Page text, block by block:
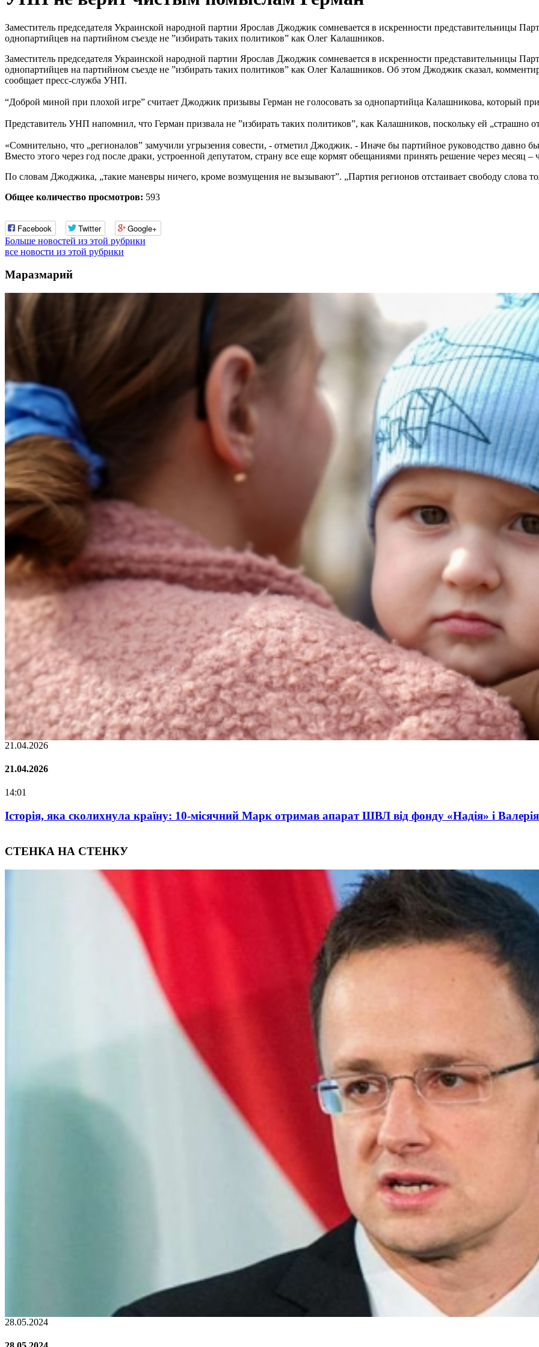
Заместитель председателя Украинской народной партии Ярослав Джоджик сомневается в искренности представительницы
однопартийцев на партийном съезде не ”избирать таких политиков” как Олег Калашников.
Заместитель председателя Украинской народной партии Ярослав Джоджик сомневается в искренности представительницы
однопартийцев на партийном съезде не ”избирать таких политиков” как Олег Калашников. Об этом Джоджик сказал,
сообщает пресс-служба УНП.
“Доброй миной при плохой игре” считает Джоджик призывы Герман не голосовать за однопартийца Калашникова, который
Представитель УНП напомнил, что Герман призвала не ”избирать таких политиков”, как Калашников, поскольку ей „страшно
«Сомнительно, что „регионалов” замучили угрызения совести, - отметил Джоджик. - Иначе бы партийное руководство давно
Вместо этого через год после драки, устроенной депутатом, страну все еще кормят обещаниями принять решение через месяц –
По словам Джоджика, „такие маневры ничего, кроме возмущения не вызывают”. „Партия регионов отстаивает свободу слова
Общее количество просмотров: 593
Facebook Twitter Google+
Больше новостей из этой рубрики
все новости из этой рубрики
Маразмарий
02.02.2026
02.02.2026
07:00
Oleksii Abasov: How Ukrainian Businesses Can Attract International Investments and Hedge Risks During
СТЕНКА НА СТЕНКУ
22.01.2024